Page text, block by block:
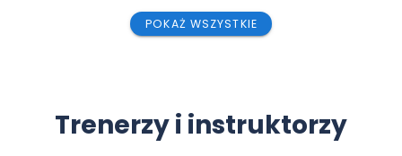
POKAŻ WSZYSTKIE
Trenerzy i instruktorzy